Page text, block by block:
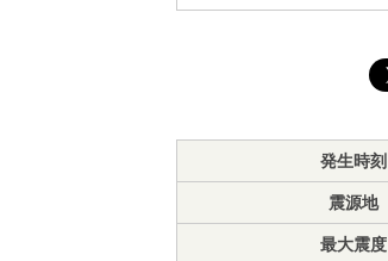
発生時刻
震源地
最大震度